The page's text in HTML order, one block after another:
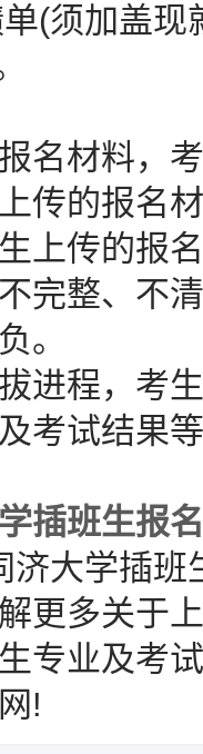
(须加盖
名材料，
传的报名
上传的报
完整、不
。
进程，考
考试结果
插班生报
济大学插
更多关于
专业及考
!